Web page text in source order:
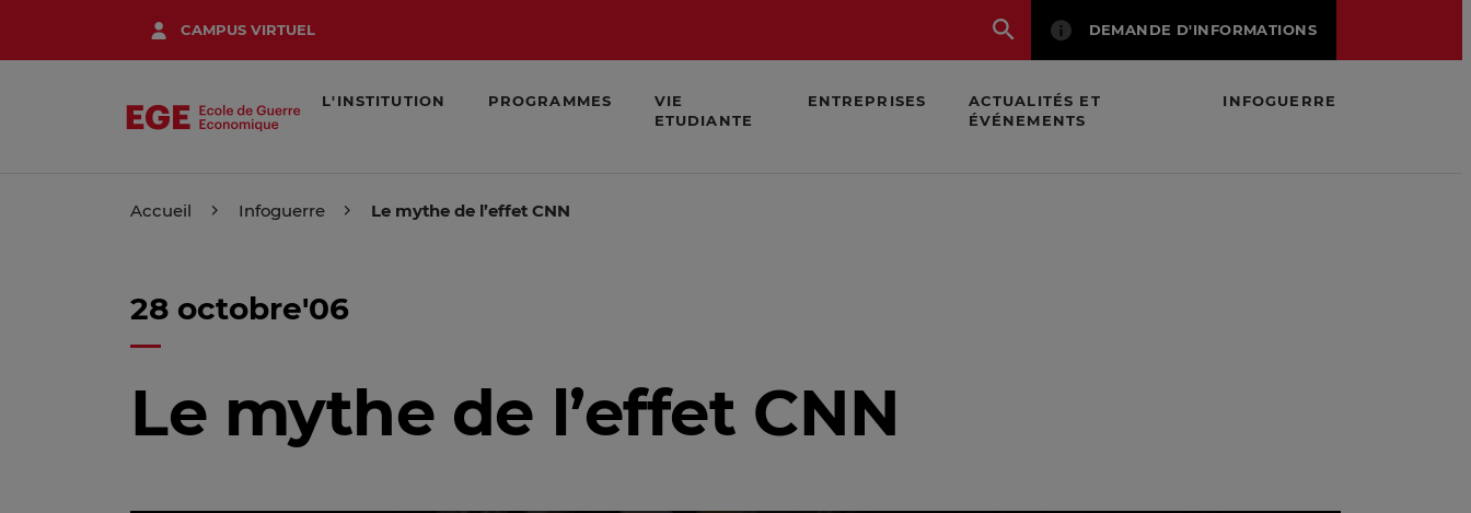
contenu
CAMPUS VIRTUEL DEMANDE D'INFORMATIONS
L'INSTITUTION PROGRAMMES
VIE
ETUDIANTE
ENTREPRISES
ACTUALITÉS ET
ÉVÉNEMENTS
INFOGUERRE
Accueil Infoguerre Le mythe de l’effet CNN
28 octobre'06
Le mythe de l’effet CNN